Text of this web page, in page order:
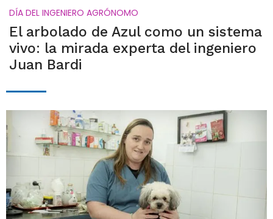
DÍA DEL INGENIERO AGRÓNOMO
El arbolado de Azul como un sistema
vivo: la mirada experta del ingeniero
Juan Bardi